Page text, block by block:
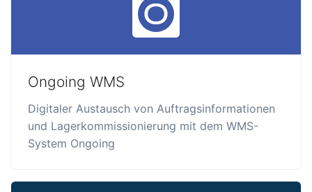
Ongoing WMS
Digitaler Austausch von Auftragsinformationen
und Lagerkommissionierung mit dem WMS-
System Ongoing